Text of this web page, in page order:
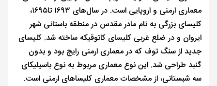
معماری ارمنی و اروپایی است. در سال‌های ۱۶۹۳ تا۱۶۹۵،
کلیسای بزرگی به نام مادر مقدس در منطقه باستانی شهر
ایروان و در ضلع غربی کلیسای کاتوقیکه ساخته شد. کلیسای
جدید از سنگ توف که در معماری ارمنی رایج بود و بدون
گنبد طراحی شد. این نوع معماری مربوط به نوع باسیلیکای
سه شبستانی، از مشخصات معماری کلیساهای ارمنی است.